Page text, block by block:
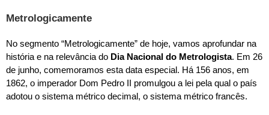
Metrologicamente
No segmento “Metrologicamente” de hoje, vamos aprofundar na
história e na relevância do Dia Nacional do Metrologista. Em 26
de junho, comemoramos esta data especial. Há 156 anos, em
1862, o imperador Dom Pedro II promulgou a lei pela qual o país
adotou o sistema métrico decimal, o sistema métrico francês.